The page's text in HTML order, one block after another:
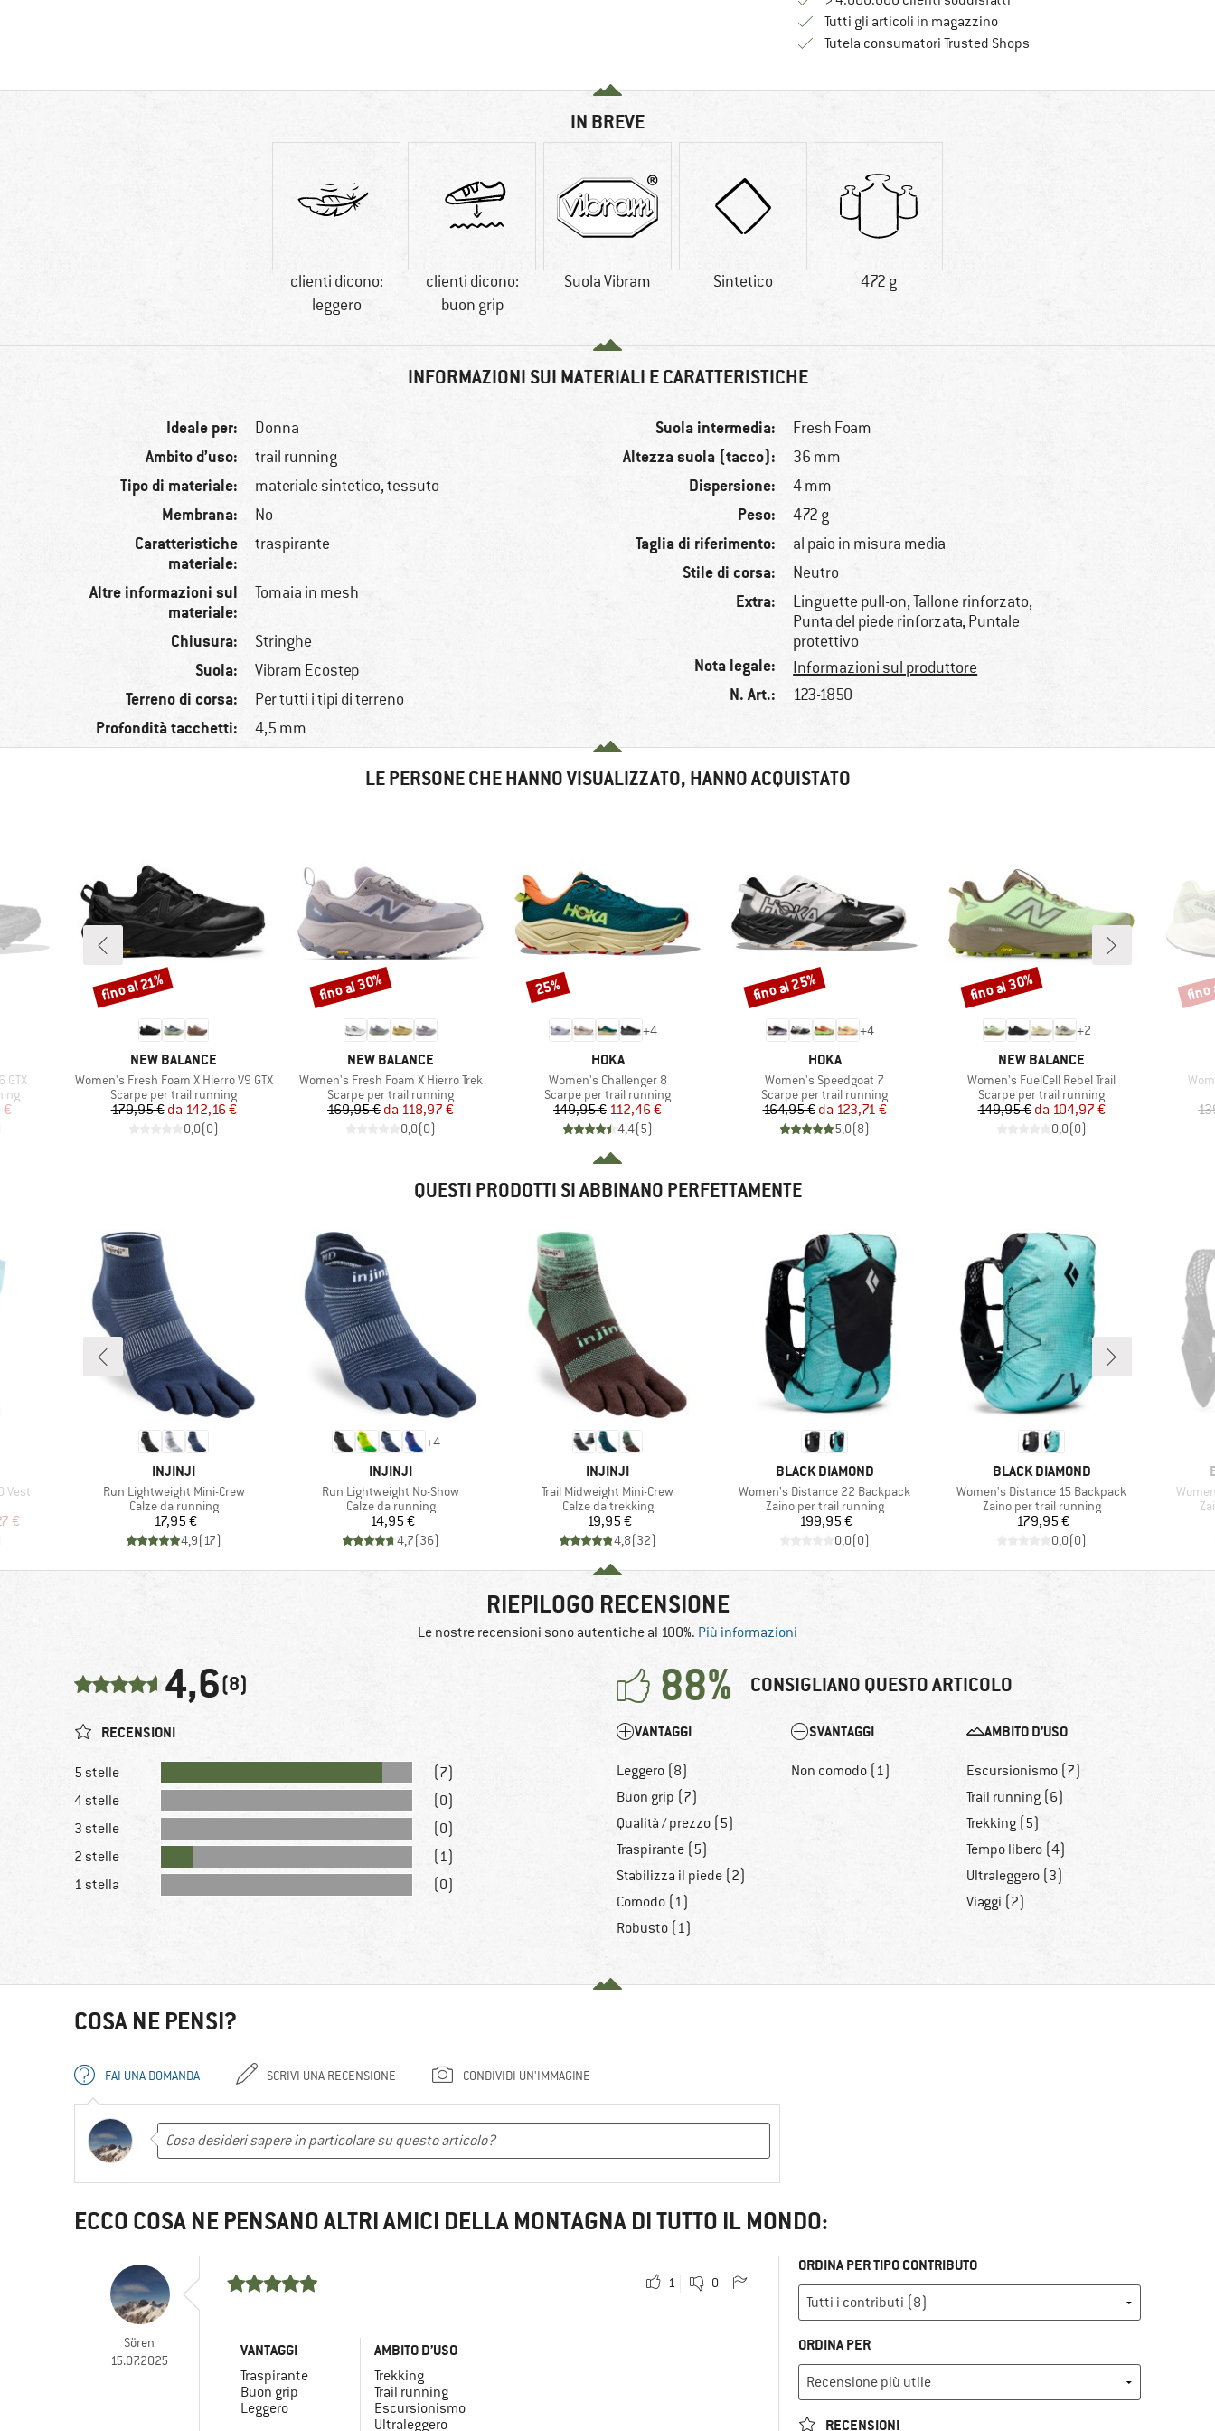
Tutti gli articoli in magazzino
Tutela consumatori Trusted ShopsTrovi tutte le informazioni qui!
IN BREVE
clienti dicono:
leggero
clienti dicono:
buon grip
Suola Vibram Sintetico 472 g
INFORMAZIONI SUI MATERIALI E CARATTERISTICHE
Ideale per: Donna
Ambito d’uso: trail running
Tipo di materiale: materiale sintetico, tessuto
Membrana: No
Caratteristiche
materiale:
traspirante
Altre informazioni sul
materiale:
Tomaia in mesh
Chiusura: Stringhe
Suola: Vibram Ecostep
Terreno di corsa: Per tutti i tipi di terreno
Profondità tacchetti: 4,5 mm
Suola intermedia: Fresh Foam
Altezza suola (tacco): 36 mm
Dispersione: 4 mm
Peso: 472 g
Taglia di riferimento: al paio in misura media
Stile di corsa: Neutro
Extra:
Linguette pull-on, Tallone rinforzato,
Punta del piede rinforzata, Puntale
protettivo
Nota legale: Informazioni sul produttore
N. Art.: 123-1850
LE PERSONE CHE HANNO VISUALIZZATO, HANNO ACQUISTATO
GTX
€
MARCHIO
NEW BALANCE
Articolo
Women's Fresh Foam X Hierro V9 GTX
Gruppo di prodotti
Scarpe per trail running
Prezzo
179,95 € Prezzo ridotto
da 142,16 €
0,0(0)
Sconto
fino al 21%
MARCHIO
NEW BALANCE
Articolo
Women's Fresh Foam X Hierro Trek
Gruppo di prodotti
Scarpe per trail running
Prezzo
169,95 € Prezzo ridotto
da 118,97 €
0,0(0)
Sconto
fino al 30%
+4
MARCHIO
HOKA
Articolo
Women's Challenger 8
Gruppo di prodotti
Scarpe per trail running
Prezzo
149,95 €Prezzo ridotto
112,46 €
4,4(5)
Sconto
25%
+4
MARCHIO
HOKA
Articolo
Women's Speedgoat 7
Gruppo di prodotti
Scarpe per trail running
Prezzo
164,95 € Prezzo ridotto
da 123,71 €
5,0(8)
Sconto
fino al 25%
+2
MARCHIO
NEW BALANCE
Articolo
Women's FuelCell Rebel Trail
Gruppo di prodotti
Scarpe per trail running
Prezzo
149,95 € Prezzo ridotto
da 104,97 €
0,0(0)
Sconto
fino al 30% fino
QUESTI PRODOTTI SI ABBINANO PERFETTAMENTE
Vest
€
MARCHIO
INJINJI
Articolo
Run Lightweight Mini-Crew
Gruppo di prodotti
Calze da running
Prezzo
17,95 €
4,9(17)
+4
MARCHIO
INJINJI
Articolo
Run Lightweight No-Show
Gruppo di prodotti
Calze da running
Prezzo
14,95 €
4,7(36)
MARCHIO
INJINJI
Articolo
Trail Midweight Mini-Crew
Gruppo di prodotti
Calze da trekking
Prezzo
19,95 €
4,8(32)
MARCHIO
BLACK DIAMOND
Articolo
Women's Distance 22 Backpack
Gruppo di prodotti
Zaino per trail running
Prezzo
199,95 €
0,0(0)
MARCHIO
BLACK DIAMOND
Articolo
Women's Distance 15 Backpack
Gruppo di prodotti
Zaino per trail running
Prezzo
179,95 €
0,0(0)
Articolo
RIEPILOGO RECENSIONE
Le nostre recensioni sono autentiche al 100%. Più informazioni
4,6(8) 88% CONSIGLIANO QUESTO ARTICOLO
RECENSIONI
5 stelle
(7)
4 stelle
(0)
3 stelle
(0)
2 stelle
(1)
1 stella
(0)
VANTAGGI
Leggero (8)
Buon grip (7)
Qualità / prezzo (5)
Traspirante (5)
Stabilizza il piede (2)
Comodo (1)
Robusto (1)
SVANTAGGI
Non comodo (1)
AMBITO D’USO
Escursionismo (7)
Trail running (6)
Trekking (5)
Tempo libero (4)
Ultraleggero (3)
Viaggi (2)
COSA NE PENSI?
FAI UNA DOMANDA SCRIVI UNA RECENSIONE CONDIVIDI UN'IMMAGINE
ECCO COSA NE PENSANO ALTRI AMICI DELLA MONTAGNA DI TUTTO IL MONDO:
Sören
15.07.2025
1 0
VANTAGGI
Traspirante
Buon grip
Leggero
AMBITO D’USO
Trekking
Trail running
Escursionismo
Ultraleggero
ORDINA PER TIPO CONTRIBUTO
ORDINA PER
RECENSIONI